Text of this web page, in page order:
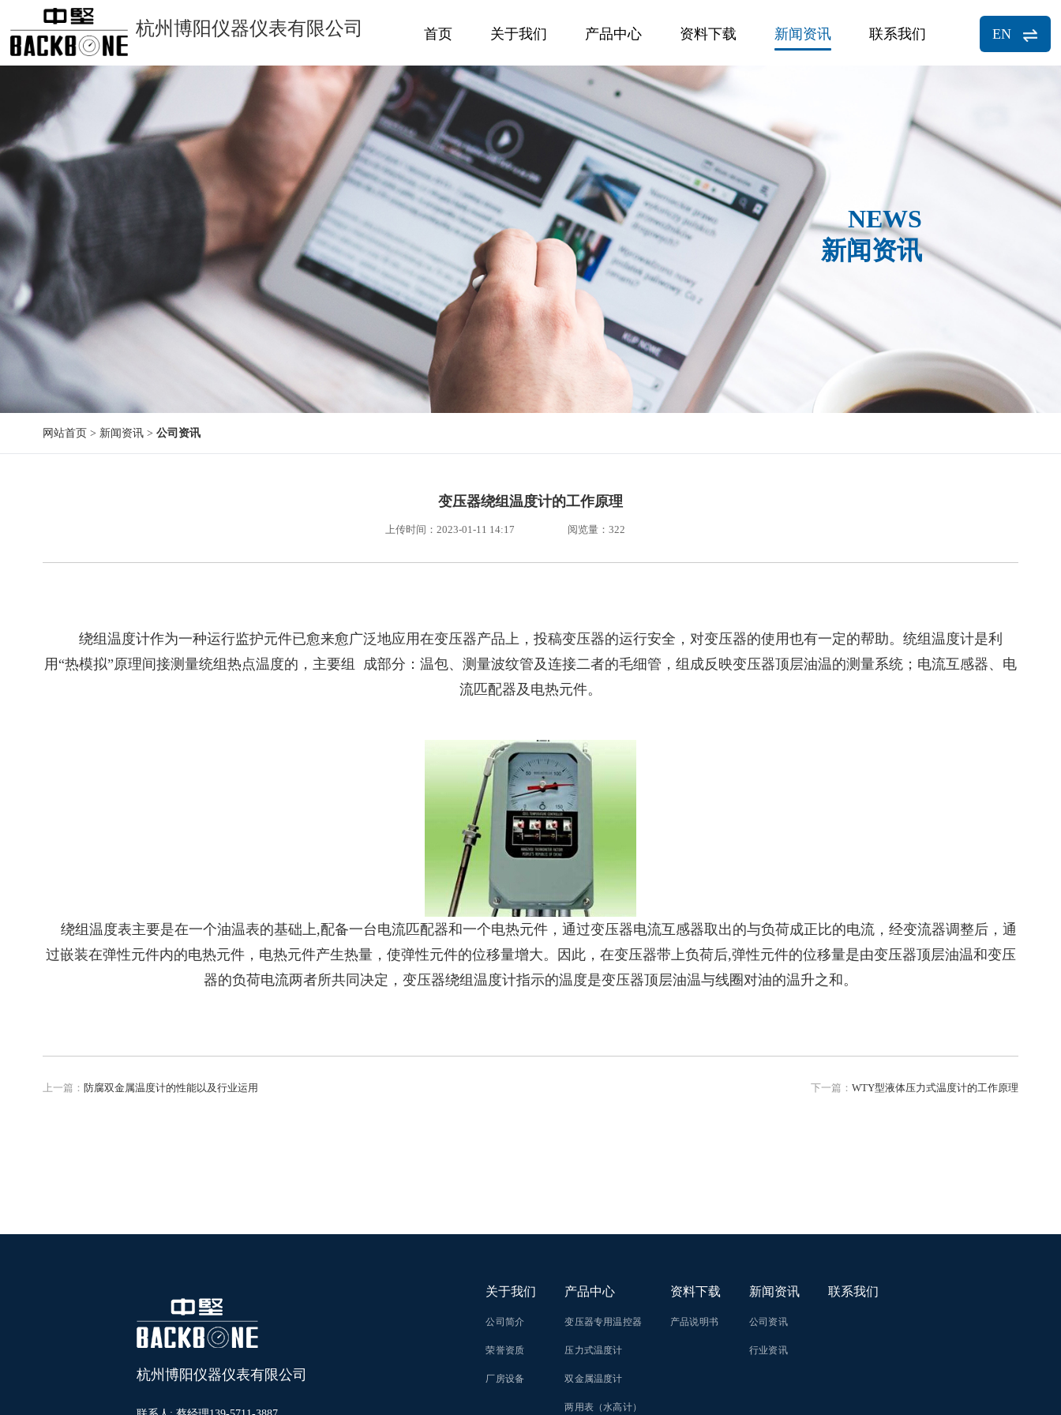
杭州博阳仪器仪表有限公司 EN
首页 关于我们 产品中心 资料下载 新闻资讯 联系我们
NEWS
新闻资讯
网站首页> 新闻资讯> 公司资讯
变压器绕组温度计的工作原理
上传时间：2023-01-11 14:17 阅览量： 322
绕组温度计作为一种运行监护元件已愈来愈广泛地应用在变压器产品上，投稿变压器的运行安全，对变压器的使用也有一定的帮助。统组温度计是利
用“热模拟”原理间接测量统组热点温度的，主要组 成部分：温包、测量波纹管及连接二者的毛细管，组成反映变压器顶层油温的测量系统；电流互感器、电
流匹配器及电热元件。
绕组温度表主要是在一个油温表的基础上,配备一台电流匹配器和一个电热元件，通过变压器电流互感器取出的与负荷成正比的电流，经变流器调整后，通
过嵌装在弹性元件内的电热元件，电热元件产生热量，使弹性元件的位移量增大。因此，在变压器带上负荷后,弹性元件的位移量是由变压器顶层油温和变压
器的负荷电流两者所共同决定，变压器绕组温度计指示的温度是变压器顶层油温与线圈对油的温升之和。
上一篇： 防腐双金属温度计的性能以及行业运用 下一篇：WTY型液体压力式温度计的工作原理
关于我们
公司简介
荣誉资质
厂房设备
产品中心
变压器专用温控器
压力式温度计
双金属温度计
两用表（水高计）
资料下载
产品说明书
新闻资讯
公司资讯
行业资讯
联系我们
杭州博阳仪器仪表有限公司